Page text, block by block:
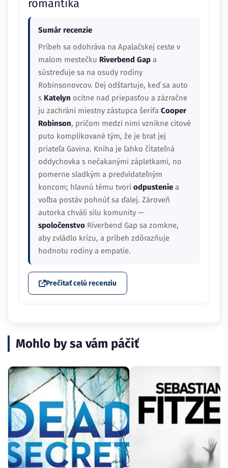
romantika
Sumár recenzie
Príbeh sa odohráva na Apalačskej ceste v
malom mestečku Riverbend Gap a
sústreďuje sa na osudy rodiny
Robinsonovcov. Dej odštartuje, keď sa auto
s Katelyn ocitne nad priepasťou a zázračne
ju zachráni miestny zástupca šerifa Cooper
Robinson, pričom medzi nimi vznikne citové
puto komplikované tým, že je brat jej
priateľa Gavina. Kniha je ľahko čitateľná
oddychovka s nečakanými zápletkami, no
pomerne sladkým a predvídateľným
koncom; hlavnú tému tvorí odpustenie a
voľba postáv pohnúť sa ďalej. Zároveň
autorka chváli silu komunity —
spoločenstvo Riverbend Gap sa zomkne,
aby zvládlo krízu, a príbeh zdôrazňuje
hodnotu rodiny a empatie.
Prečítať celú recenziu
Mohlo by sa vám páčiť